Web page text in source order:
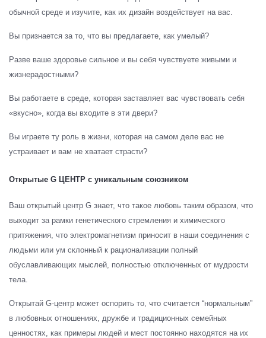
обычной среде и изучите, как их дизайн воздействует на вас.
Вы признается за то, что вы предлагаете, как умелый?
Разве ваше здоровье сильное и вы себя чувствуете живыми и
жизнерадостными?
Вы работаете в среде, которая заставляет вас чувствовать себя
«вкусно», когда вы входите в эти двери?
Вы играете ту роль в жизни, которая на самом деле вас не
устраивает и вам не хватает страсти?
Открытые G ЦЕНТР с уникальным союзником
Ваш открытый центр G знает, что такое любовь таким образом, что
выходит за рамки генетического стремления и химического
притяжения, что электромагнетизм приносит в наши соединения с
людьми или ум склонный к рационализации полный
обуславливающих мыслей, полностью отключенных от мудрости
тела.
Открытай G-центр может оспорить то, что считается “нормальным”
в любовных отношениях, дружбе и традиционных семейных
ценностях, как примеры людей и мест постоянно находятся на их